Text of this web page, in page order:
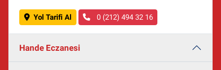
Yol Tarifi Al 0 (212) 494 32 16
Hande Eczanesi